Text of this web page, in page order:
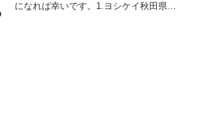
になれば幸いです。1.ヨシケイ秋田県に